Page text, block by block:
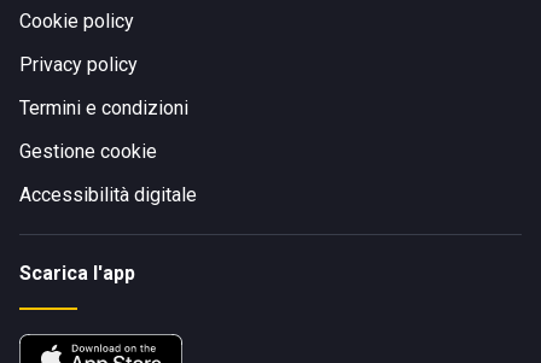
Cookie policy
Privacy policy
Termini e condizioni
Gestione cookie
Accessibilità digitale
Scarica l'app